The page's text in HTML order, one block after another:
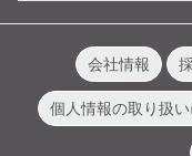
会社情報
個人情報の取り扱